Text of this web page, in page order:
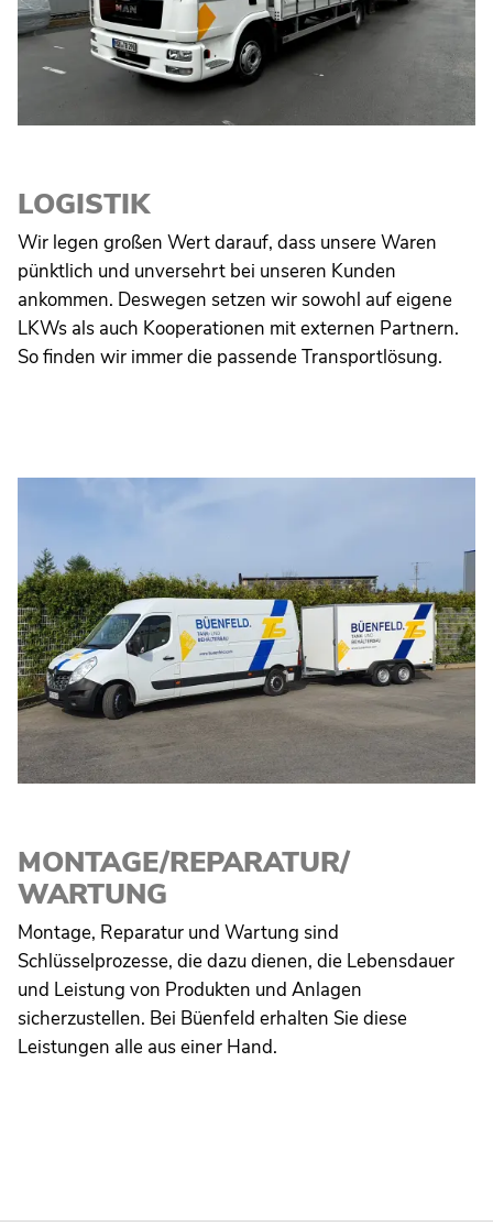
LOGISTIK
Wir legen großen Wert darauf, dass unsere Waren
pünktlich und unversehrt bei unseren Kunden
ankommen. Deswegen setzen wir sowohl auf eigene
LKWs als auch Kooperationen mit externen Partnern.
So finden wir immer die passende Transportlösung.
MONTAGE/REPARATUR/
WARTUNG
Montage, Reparatur und Wartung sind
Schlüsselprozesse, die dazu dienen, die Lebensdauer
und Leistung von Produkten und Anlagen
sicherzustellen. Bei Büenfeld erhalten Sie diese
Leistungen alle aus einer Hand.